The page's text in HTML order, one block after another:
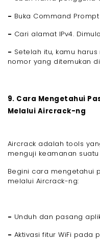
- Buka Command
- Cari alamat IPv4.
- Setelah itu, kamu
nomor yang ditemukan
9. Cara Mengetahui
Melalui Aircrack-ng
Aircrack adalah tools
menguji keamanan
Begini cara mengetahui
melalui Aircrack-ng:
- Unduh dan pasang
- Aktivasi fitur WiFi pada